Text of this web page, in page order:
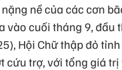
nề của các cơn
vào cuối tháng 9, đầu
Hội Chữ thập đỏ
cứu trợ, với tổng giá trị